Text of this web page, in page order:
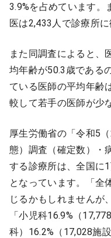
3.9%を占めています。
医は2,433人で診療所に
また同調査によると、
均年齢が50.3歳である
ている医師の平均年齢
較して若手の医師が少
厚生労働省の「令和5
態）調査（確定数）・
する診療所は、全国に
となっています。「全
じるかもしれませんが
「小児科16.9%（
科）16.2%（17,028施